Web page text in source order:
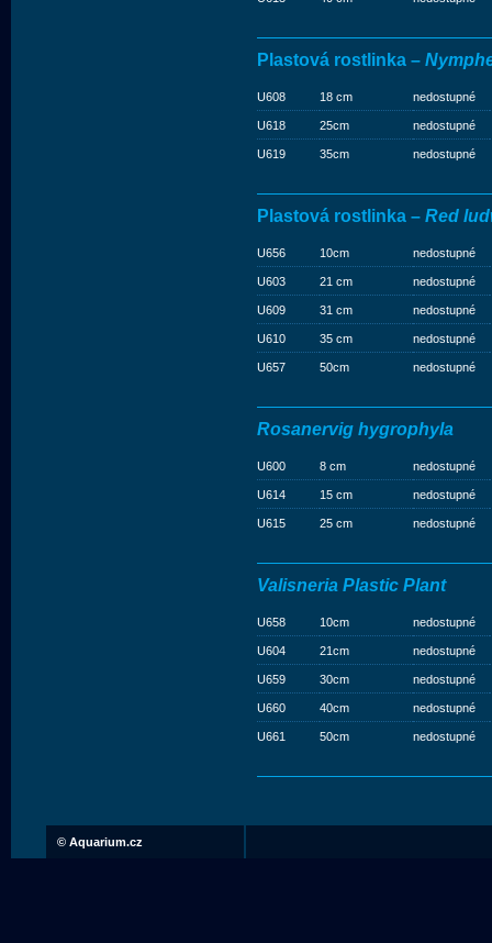
Plastová rostlinka –
U608 18 cm nedostupné
U618 25cm nedostupné
U619 35cm nedostupné
Plastová rostlinka – Red
U656 10cm nedostupné
U603 21 cm nedostupné
U609 31 cm nedostupné
U610 35 cm nedostupné
U657 50cm nedostupné
Rosanervig hygrophyla
U600 8 cm nedostupné
U614 15 cm nedostupné
U615 25 cm nedostupné
Valisneria Plastic Plant
U658 10cm nedostupné
U604 21cm nedostupné
U659 30cm nedostupné
U660 40cm nedostupné
U661 50cm nedostupné
© Aquarium.cz